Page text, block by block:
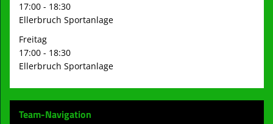
17:00 - 18:30
Ellerbruch Sportanlage
Freitag
17:00 - 18:30
Ellerbruch Sportanlage
Team-Navigation